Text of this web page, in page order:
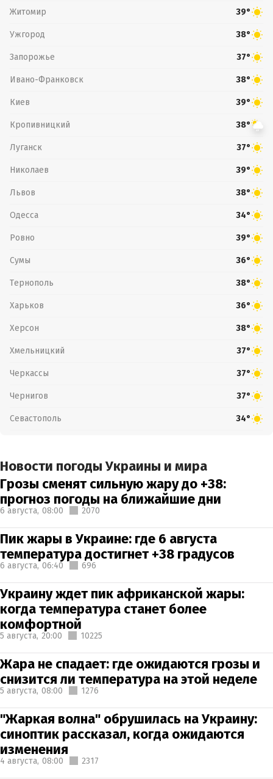
Житомир 39°
Ужгород 38°
Запорожье 37°
Ивано-Франковск 38°
Киев 39°
Кропивницкий 38°
Луганск 37°
Николаев 39°
Львов 38°
Одесса 34°
Ровно 39°
Сумы 36°
Тернополь 38°
Харьков 36°
Херсон 38°
Хмельницкий 37°
Черкассы 37°
Чернигов 37°
Севастополь 34°
Новости погоды Украины и мира
Грозы сменят сильную жару до +38:
прогноз погоды на ближайшие дни
6 августа, 08:00 2070
Пик жары в Украине: где 6 августа
температура достигнет +38 градусов
6 августа, 06:40 696
Украину ждет пик африканской жары:
когда температура станет более
комфортной
5 августа, 20:00 10225
Жара не спадает: где ожидаются грозы и
снизится ли температура на этой неделе
5 августа, 08:00 1276
"Жаркая волна" обрушилась на Украину:
синоптик рассказал, когда ожидаются
изменения
4 августа, 08:00 2317